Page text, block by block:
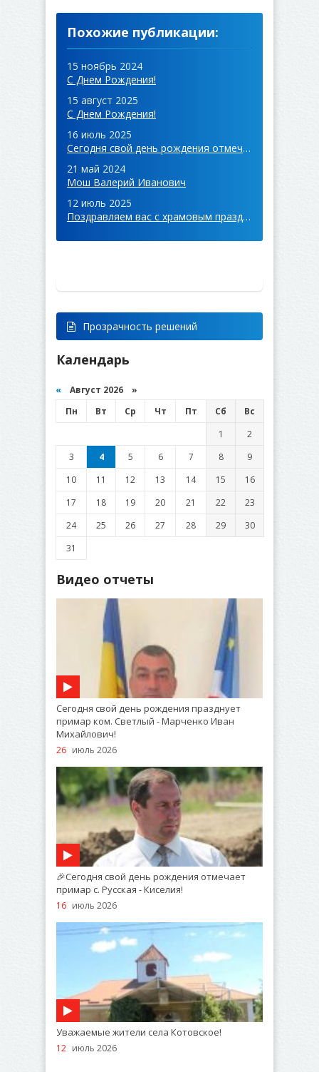
Похожие публикации:
15 ноябрь 2024
С Днем Рождения!
15 август 2025
С Днем Рождения!
16 июль 2025
Сегодня свой день рождения отмечает примар с. Русская - Киселия
21 май 2024
Мош Валерий Иванович
12 июль 2025
Поздравляем вас с храмовым праздником с. Котовское!
Прозрачность решений
Календарь
« Август 2026 »
Пн
Вт Ср Чт Пт Сб
Вс
1
2
3
4 5 6 7 8
9
10
11 12 13 14 15
16
17
18 19 20 21 22
23
24
25 26 27 28 29
30
31
Видео отчеты
Сегодня свой день рождения празднует
примар ком. Светлый - Марченко Иван
Михайлович!
26 июль 2026
🎉Сегодня свой день рождения отмечает
примар с. Русская - Киселия!
16 июль 2026
Уважаемые жители села Котовское!
12 июль 2026